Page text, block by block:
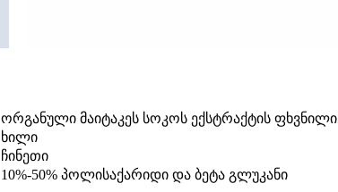
ორგანული მაიტაკეს სოკოს ექსტრაქტის ფხვნილი
ხილი
ჩინეთი
10%-50% პოლისაქარიდი და ბეტა გლუკანი